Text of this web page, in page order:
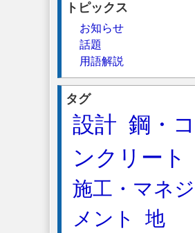
トピックス
お知らせ
話題
用語解説
タグ
設計 鋼・コ
ンクリート
施工・マネジ
メント
地
Secondary